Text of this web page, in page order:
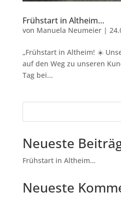
Frühstart in Altheim…
von Manuela Neumeier|
„Frühstart in Altheim! ☀️
auf den Weg zu unseren
Tag bei...
Neueste
Frühstart in Altheim…
Neueste